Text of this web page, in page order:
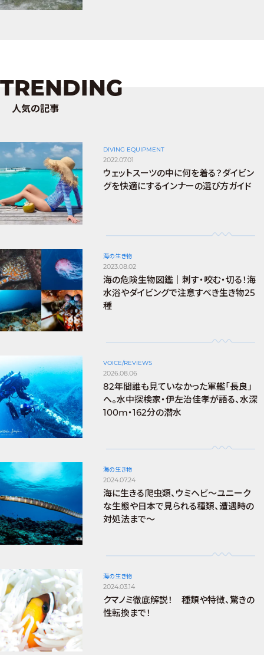
TRENDING
人気の記事
DIVING EQUIPMENT
2022.07.01
ウェットスーツの中に何を着る？ダイビン
グを快適にするインナーの選び方ガイド
海の生き物
2023.08.02
海の危険生物図鑑｜刺す・咬む・切る！海
水浴やダイビングで注意すべき生き物25
種
VOICE/REVIEWS
2026.08.06
82年間誰も見ていなかった軍艦「長良」
へ。水中探検家・伊左治佳孝が語る、水深
100m・162分の潜水
海の生き物
2024.07.24
海に生きる爬虫類、ウミヘビ～ユニーク
な生態や日本で見られる種類、遭遇時の
対処法まで～
海の生き物
2024.03.14
クマノミ徹底解説！ 種類や特徴、驚きの
性転換まで！